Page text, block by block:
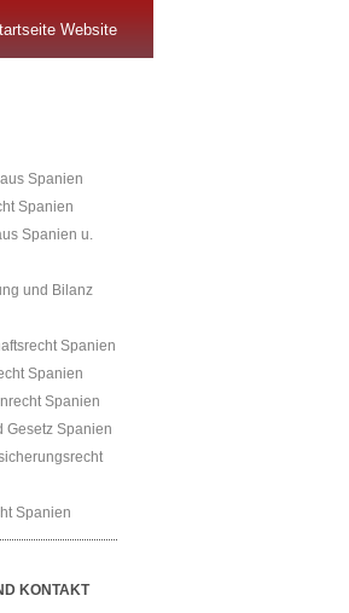
Website
Spanien
Spanien
Spanien u.
und Bilanz
Spanien
Spanien
Spanien
Gesetz Spanien
Spanien
KONTAKT